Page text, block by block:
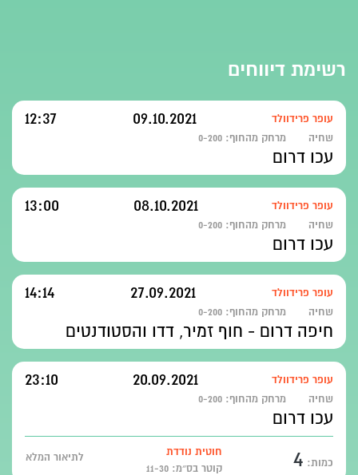
רשימת דיווחים
עופר פרידוולד 09.10.2021
12:37
שחיה מרחק מהחוף: 0-200
עכו דרום
עופר פרידוולד 08.10.2021
13:00
שחיה מרחק מהחוף: 0-200
עכו דרום
עופר פרידוולד 27.09.2021
14:14
שחיה מרחק מהחוף: 0-200
חיפה דרום - חוף זמיר, דדו והסטודנטים
עופר פרידוולד 20.09.2021
23:10
שחיה מרחק מהחוף: 0-200
עכו דרום
כמות: 4
חוטית נודדת
קוטר בס״מ: 11-30
לתיאור המלא